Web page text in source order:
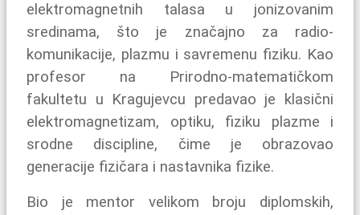
elektromagnetnih talasa u jonizovanim
sredinama, što je značajno za radio-
komunikacije, plazmu i savremenu fiziku. Kao
profesor na Prirodno-matematičkom
fakultetu u Kragujevcu predavao je klasični
elektromagnetizam, optiku, fiziku plazme i
srodne discipline, čime je obrazovao
generacije fizičara i nastavnika fizike.
Bio je mentor velikom broju diplomskih,